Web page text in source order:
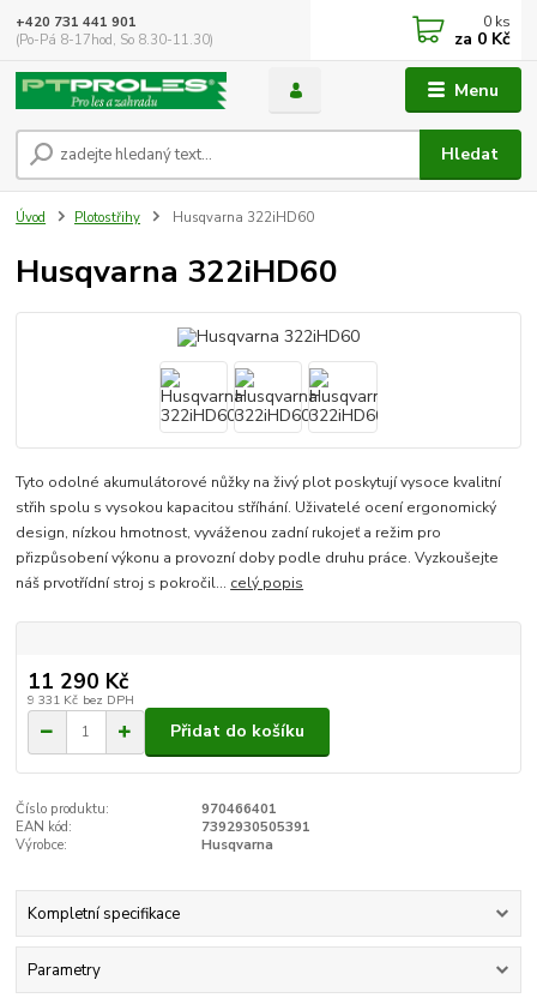
Menu
Hledat
+420 731 441 901
(Po-Pá 8-17hod, So 8.30-11.30)
0 ks
za 0 Kč
Úvod Plotostřihy Husqvarna 322iHD60
Husqvarna 322iHD60
Tyto odolné akumulátorové nůžky na živý plot poskytují vysoce kvalitní
střih spolu s vysokou kapacitou stříhání. Uživatelé ocení ergonomický
design, nízkou hmotnost, vyváženou zadní rukojeť a režim pro
přizpůsobení výkonu a provozní doby podle druhu práce. Vyzkoušejte
náš prvotřídní stroj s pokročil... celý popis
11 290 Kč
9 331 Kč bez DPH
Přidat do košíku
Číslo produktu:
970466401
EAN kód:
7392930505391
Výrobce:
Husqvarna
Kompletní specifikace
Parametry